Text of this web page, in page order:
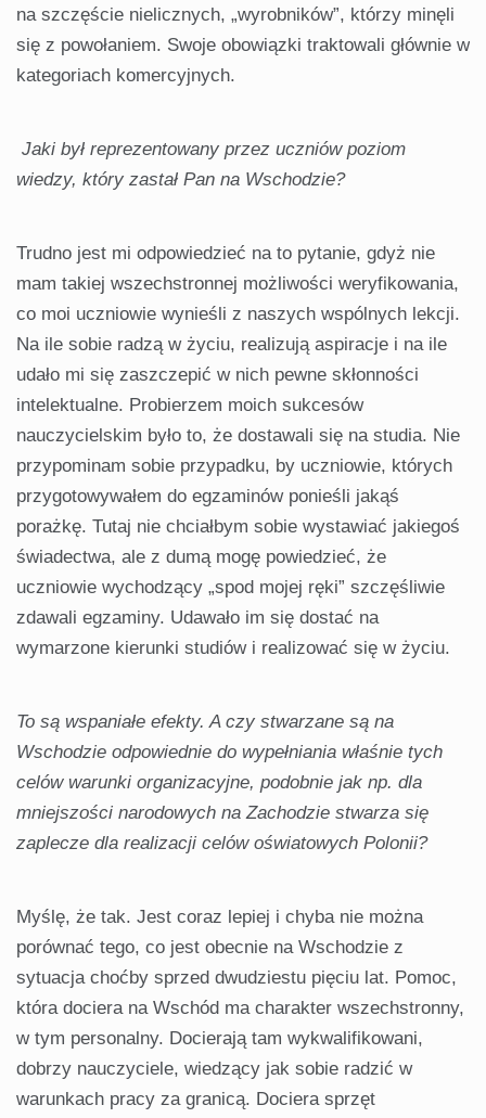
na szczęście nielicznych, „wyrobników”, którzy minęli
się z powołaniem. Swoje obowiązki traktowali głównie w
kategoriach komercyjnych.
Jaki był reprezentowany przez uczniów poziom
wiedzy, który zastał Pan na Wschodzie?
Trudno jest mi odpowiedzieć na to pytanie, gdyż nie
mam takiej wszechstronnej możliwości weryfikowania,
co moi uczniowie wynieśli z naszych wspólnych lekcji.
Na ile sobie radzą w życiu, realizują aspiracje i na ile
udało mi się zaszczepić w nich pewne skłonności
intelektualne. Probierzem moich sukcesów
nauczycielskim było to, że dostawali się na studia. Nie
przypominam sobie przypadku, by uczniowie, których
przygotowywałem do egzaminów ponieśli jakąś
porażkę. Tutaj nie chciałbym sobie wystawiać jakiegoś
świadectwa, ale z dumą mogę powiedzieć, że
uczniowie wychodzący „spod mojej ręki” szczęśliwie
zdawali egzaminy. Udawało im się dostać na
wymarzone kierunki studiów i realizować się w życiu.
To są wspaniałe efekty. A czy stwarzane są na
Wschodzie odpowiednie do wypełniania właśnie tych
celów warunki organizacyjne, podobnie jak np. dla
mniejszości narodowych na Zachodzie stwarza się
zaplecze dla realizacji celów oświatowych Polonii?
Myślę, że tak. Jest coraz lepiej i chyba nie można
porównać tego, co jest obecnie na Wschodzie z
sytuacja choćby sprzed dwudziestu pięciu lat. Pomoc,
która dociera na Wschód ma charakter wszechstronny,
w tym personalny. Docierają tam wykwalifikowani,
dobrzy nauczyciele, wiedzący jak sobie radzić w
warunkach pracy za granicą. Dociera sprzęt